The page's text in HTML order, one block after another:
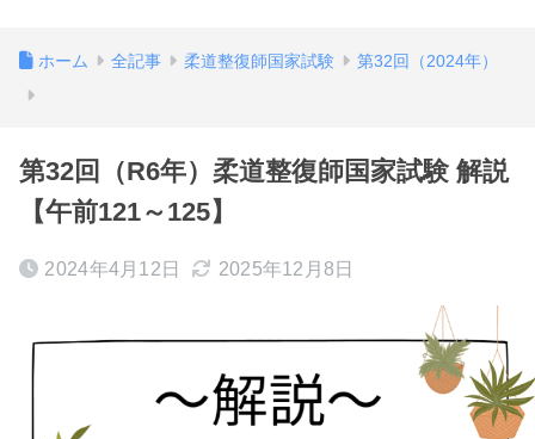
ホーム 全記事 柔道整復師国家試験 第32回（2024年）
第32回（R6年）柔道整復師国家試験 解説
【午前121～125】
2024年4月12日 2025年12月8日